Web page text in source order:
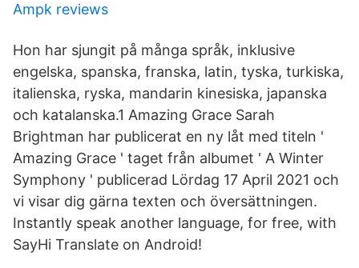
Ampk reviews
Hon har sjungit på många språk, inklusive
engelska, spanska, franska, latin, tyska, turkiska,
italienska, ryska, mandarin kinesiska, japanska
och katalanska.1 Amazing Grace Sarah
Brightman har publicerat en ny låt med titeln '
Amazing Grace ' taget från albumet ' A Winter
Symphony ' publicerad Lördag 17 April 2021 och
vi visar dig gärna texten och översättningen.
Instantly speak another language, for free, with
SayHi Translate on Android!